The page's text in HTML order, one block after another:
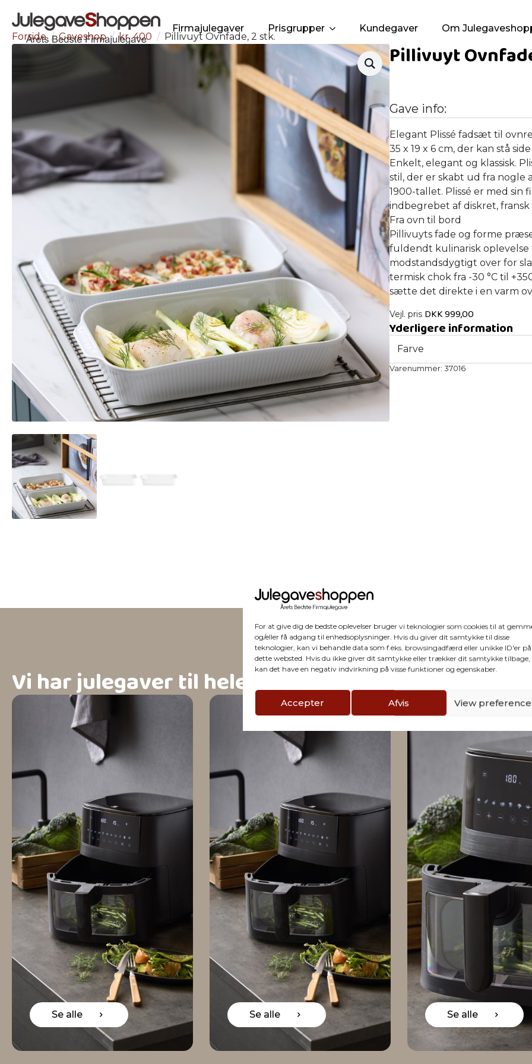
For at give dig de bedste oplevelser bruger vi teknologier som cookies til at
og/eller få adgang til enhedsoplysninger. Hvis du giver dit samtykke til disse
teknologier, kan vi behandle data som f.eks. browsingadfærd eller unikke ID'er på
dette websted. Hvis du ikke giver dit samtykke eller trækker dit samtykke tilbage,
kan det have en negativ indvirkning på visse funktioner og egenskaber.
Accepter Afvis View
Firmajulegaver Prisgrupper Kundegaver Om
Forside Gaveshop kr. 400 Pillivuyt Ovnfade, 2 stk.
Pillivuyt
Gave info:
Elegant Plissé fadsæt til
35 x 19 x 6 cm, der kan stå
Enkelt, elegant og klassisk.
stil, der er skabt ud fra nogle
1900-tallet. Plissé er med sin
indbegrebet af diskret, fransk
Fra ovn til bord
Pillivuyts fade og forme
fuldendt kulinarisk
modstandsdygtigt over for
termisk chok fra -30 °C til
sætte det direkte i en varm
Vejl. pris DKK999,00
Yderligere information
Farve
Varenummer: 37016
Vi har julegaver til hele firmaet
Se alle Se alle Se alle